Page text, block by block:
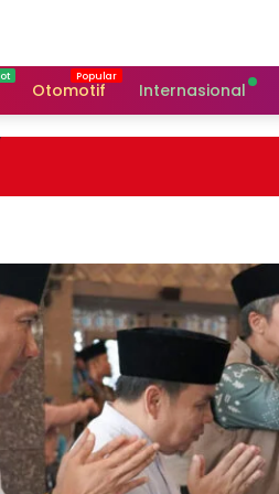
Otomotif Internasional